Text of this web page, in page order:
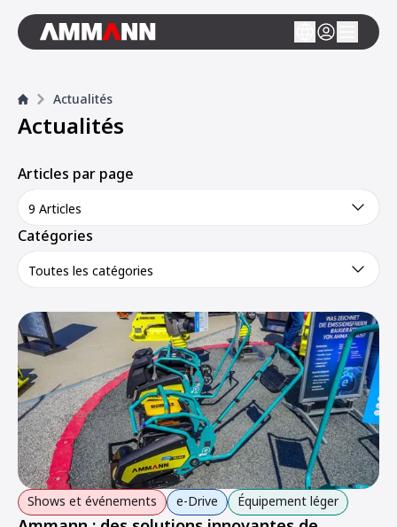
Actualités
Actualités
Articles par page
9 Articles
Catégories
Toutes les catégories
Shows et événements e-Drive Équipement léger